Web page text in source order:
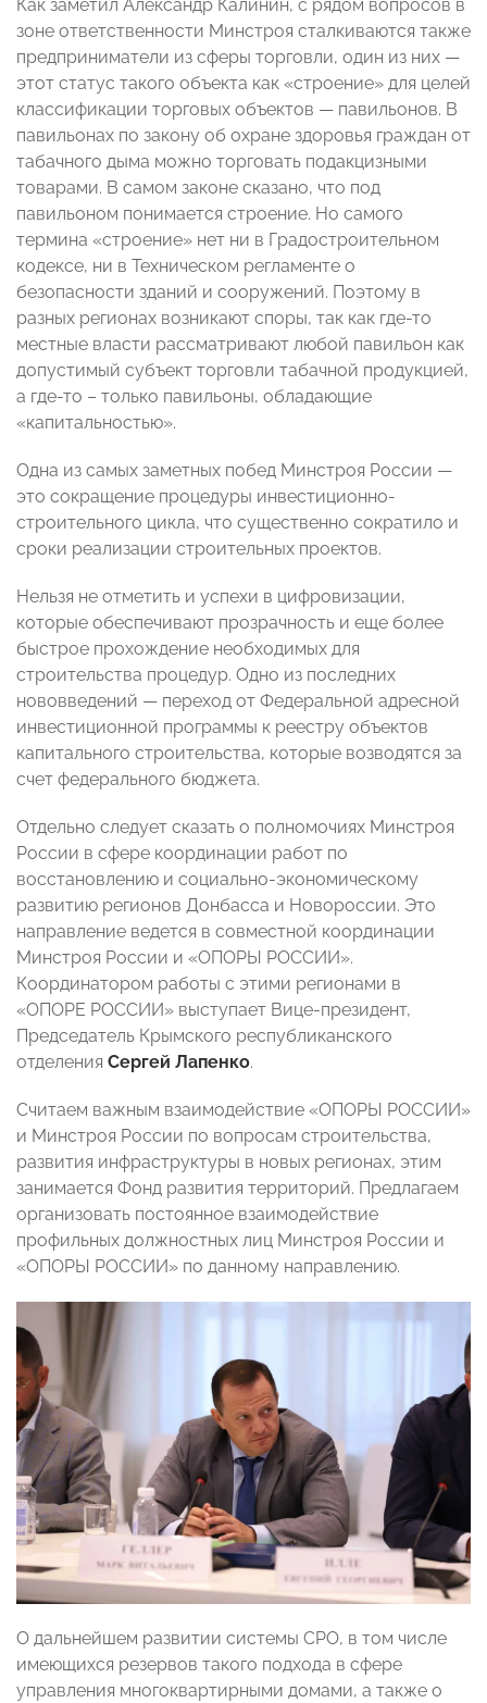
Как заметил Александр Калинин, с рядом вопросов в
зоне ответственности Минстроя сталкиваются также
предприниматели из сферы торговли, один из них —
этот статус такого объекта как «строение» для целей
классификации торговых объектов — павильонов. В
павильонах по закону об охране здоровья граждан от
табачного дыма можно торговать подакцизными
товарами. В самом законе сказано, что под
павильоном понимается строение. Но самого
термина «строение» нет ни в Градостроительном
кодексе, ни в Техническом регламенте о
безопасности зданий и сооружений. Поэтому в
разных регионах возникают споры, так как где-то
местные власти рассматривают любой павильон как
допустимый субъект торговли табачной продукцией,
а где-то – только павильоны, обладающие
«капитальностью».
Одна из самых заметных побед Минстроя России —
это сокращение процедуры инвестиционно-
строительного цикла, что существенно сократило и
сроки реализации строительных проектов.
Нельзя не отметить и успехи в цифровизации,
которые обеспечивают прозрачность и еще более
быстрое прохождение необходимых для
строительства процедур. Одно из последних
нововведений — переход от Федеральной адресной
инвестиционной программы к реестру объектов
капитального строительства, которые возводятся за
счет федерального бюджета.
Отдельно следует сказать о полномочиях Минстроя
России в сфере координации работ по
восстановлению и социально-экономическому
развитию регионов Донбасса и Новороссии. Это
направление ведется в совместной координации
Минстроя России и «ОПОРЫ РОССИИ».
Координатором работы с этими регионами в
«ОПОРЕ РОССИИ» выступает Вице-президент,
Председатель Крымского республиканского
отделения Сергей Лапенко.
Считаем важным взаимодействие «ОПОРЫ РОССИИ»
и Минстроя России по вопросам строительства,
развития инфраструктуры в новых регионах, этим
занимается Фонд развития территорий. Предлагаем
организовать постоянное взаимодействие
профильных должностных лиц Минстроя России и
«ОПОРЫ РОССИИ» по данному направлению.
О дальнейшем развитии системы СРО, в том числе
имеющихся резервов такого подхода в сфере
управления многоквартирными домами, а также о